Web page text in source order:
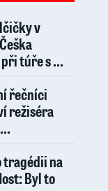
v
túře s ...
řečníci
režiséra
tragédii na
Byl to